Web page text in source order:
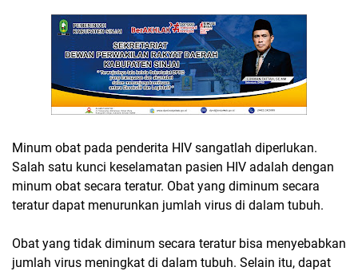
Minum obat pada penderita HIV sangatlah diperlukan.
Salah satu kunci keselamatan pasien HIV adalah dengan
minum obat secara teratur. Obat yang diminum secara
teratur dapat menurunkan jumlah virus di dalam tubuh.
Obat yang tidak diminum secara teratur bisa menyebabkan
jumlah virus meningkat di dalam tubuh. Selain itu, dapat